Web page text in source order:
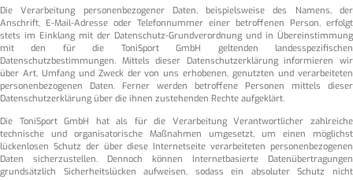
Die Verarbeitung personenbezogener Daten, beispielsweise des Namens, der
Anschrift, E-Mail-Adresse oder Telefonnummer einer betroffenen Person, erfolgt
stets im Einklang mit der Datenschutz-Grundverordnung und in Übereinstimmung
mit den für die ToniSport GmbH geltenden landesspezifischen
Datenschutzbestimmungen. Mittels dieser Datenschutzerklärung informieren wir
über Art, Umfang und Zweck der von uns erhobenen, genutzten und verarbeiteten
personenbezogenen Daten. Ferner werden betroffene Personen mittels dieser
Datenschutzerklärung über die ihnen zustehenden Rechte aufgeklärt.
Die ToniSport GmbH hat als für die Verarbeitung Verantwortlicher zahlreiche
technische und organisatorische Maßnahmen umgesetzt, um einen möglichst
lückenlosen Schutz der über diese Internetseite verarbeiteten personenbezogenen
Daten sicherzustellen. Dennoch können Internetbasierte Datenübertragungen
grundsätzlich Sicherheitslücken aufweisen, sodass ein absoluter Schutz nicht